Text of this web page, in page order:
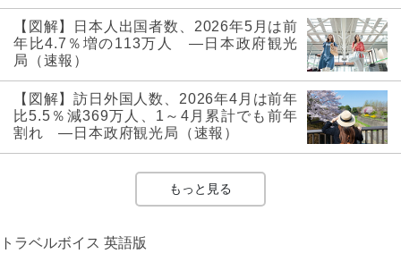
【図解】日本人出国者数、2026年5月は前
年比4.7％増の113万人 ―日本政府観光
局（速報）
【図解】訪日外国人数、2026年4月は前年
比5.5％減369万人、1～4月累計でも前年
割れ ―日本政府観光局（速報）
もっと見る
トラベルボイス 英語版